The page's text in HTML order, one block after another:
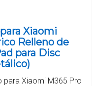
Xiaomi
Relleno de
para Disc
para Xiaomi M365 Pro